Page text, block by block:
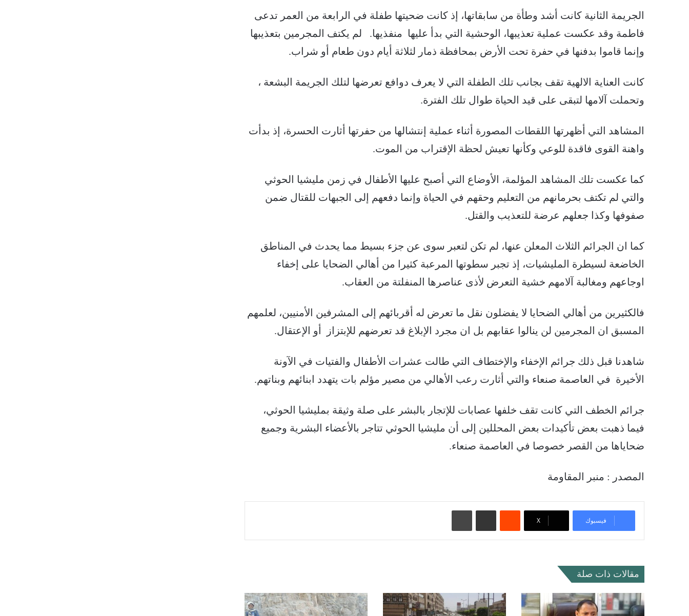
الجريمة الثانية كانت أشد وطأة من سابقاتها، إذ كانت ضحيتها طفلة في الرابعة من العمر تدعى
فاطمة وقد عكست عملية تعذيبها، الوحشية التي بدأ عليها منفذيها. لم يكتف المجرمين بتعذيبها
وإنما قاموا بدفنها في حفرة تحت الأرض بمحافظة ذمار لثلاثة أيام دون طعام أو شراب.
كانت العناية الالهية تقف بجانب تلك الطفلة التي لا يعرف دوافع تعرضها لتلك الجريمة البشعة ،
وتحملت آلامها لتبقى على قيد الحياة طوال تلك الفترة.
المشاهد التي أظهرتها اللقطات المصورة أثناء عملية إنتشالها من حفرتها أثارت الحسرة، إذ بدأت
واهنة القوى فاقدة للوعي وكأنها تعيش لحظة الإقتراب من الموت.
كما عكست تلك المشاهد المؤلمة، الأوضاع التي أصبح عليها الأطفال في زمن مليشيا الحوثي
والتي لم تكتف بحرمانهم من التعليم وحقهم في الحياة وإنما دفعهم إلى الجبهات للقتال ضمن
صفوفها وكذا جعلهم عرضة للتعذيب والقتل.
كما ان الجرائم الثلاث المعلن عنها، لم تكن لتعبر سوى عن جزء بسيط مما يحدث في المناطق
الخاضعة لسيطرة المليشيات، إذ تجبر سطوتها المرعبة كثيرا من أهالي الضحايا على إخفاء
اوجاعهم ومغالبة آلامهم خشية التعرض لأذى عناصرها المنفلتة من العقاب.
فالكثيرين من أهالي الضحايا لا يفضلون نقل ما تعرض له أقربائهم إلى المشرفين الأمنيين، لعلمهم
المسبق ان المجرمين لن ينالوا عقابهم بل ان مجرد الإبلاغ قد تعرضهم للإبتزاز أو الإعتقال.
شاهدنا قبل ذلك جرائم الإخفاء والإختطاف التي طالت عشرات الأطفال والفتيات في الآونة
الأخيرة في العاصمة صنعاء والتي أثارت رعب الأهالي من مصير مؤلم بات يتهدد ابنائهم وبناتهم.
جرائم الخطف التي كانت تقف خلفها عصابات للإتجار بالبشر على صلة وثيقة بمليشيا الحوثي،
فيما ذهبت بعض تأكيدات بعض المحللين إلى أن مليشيا الحوثي تتاجر بالأعضاء البشرية وجميع
ضحاياها من القصر خصوصا في العاصمة صنعاء.
المصدر : منبر المقاومة
فيسبوك ‫X
مقالات ذات صلة